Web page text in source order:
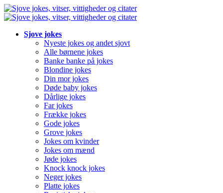
Sjove jokes
Nyeste jokes og andet sjovt
Alle børnene jokes
Banke banke på jokes
Blondine jokes
Din mor jokes
Døde baby jokes
Dårlige jokes
Far jokes
Frække jokes
Gode jokes
Grove jokes
Jokes om kvinder
Jokes om mænd
Jøde jokes
Knock knock jokes
Neger jokes
Platte jokes